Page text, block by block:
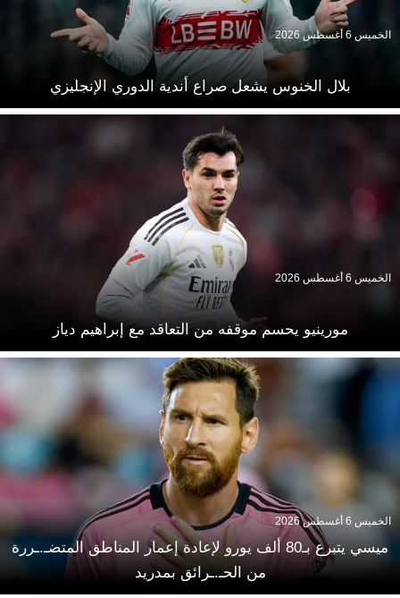
بلال الخنوس يشعل صراع أندية الدوري الإنجليزي
الخميس 6 أغسطس 2026
مورينيو يحسم موقفه من التعاقد مع إبراهيم دياز
الخميس 6 أغسطس 2026
ميسي يتبرع بـ80 ألف يورو لإعادة إعمار المناطق المتضـ.ـررة
من الحـ.ـرائق بمدريد
الخميس 6 أغسطس 2026